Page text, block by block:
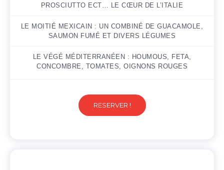
PROSCIUTTO ECT… LE CŒUR DE L’ITALIE
LE MOITIÉ MEXICAIN : UN COMBINÉ DE GUACAMOLE,
SAUMON FUMÉ ET DIVERS LÉGUMES
LE VÉGÉ MÉDITERRANÉEN : HOUMOUS, FETA,
CONCOMBRE, TOMATES, OIGNONS ROUGES
RESERVER !